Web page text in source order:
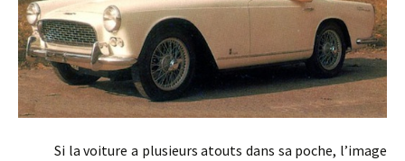
Si la voiture a plusieurs atouts dans sa poche, l’image